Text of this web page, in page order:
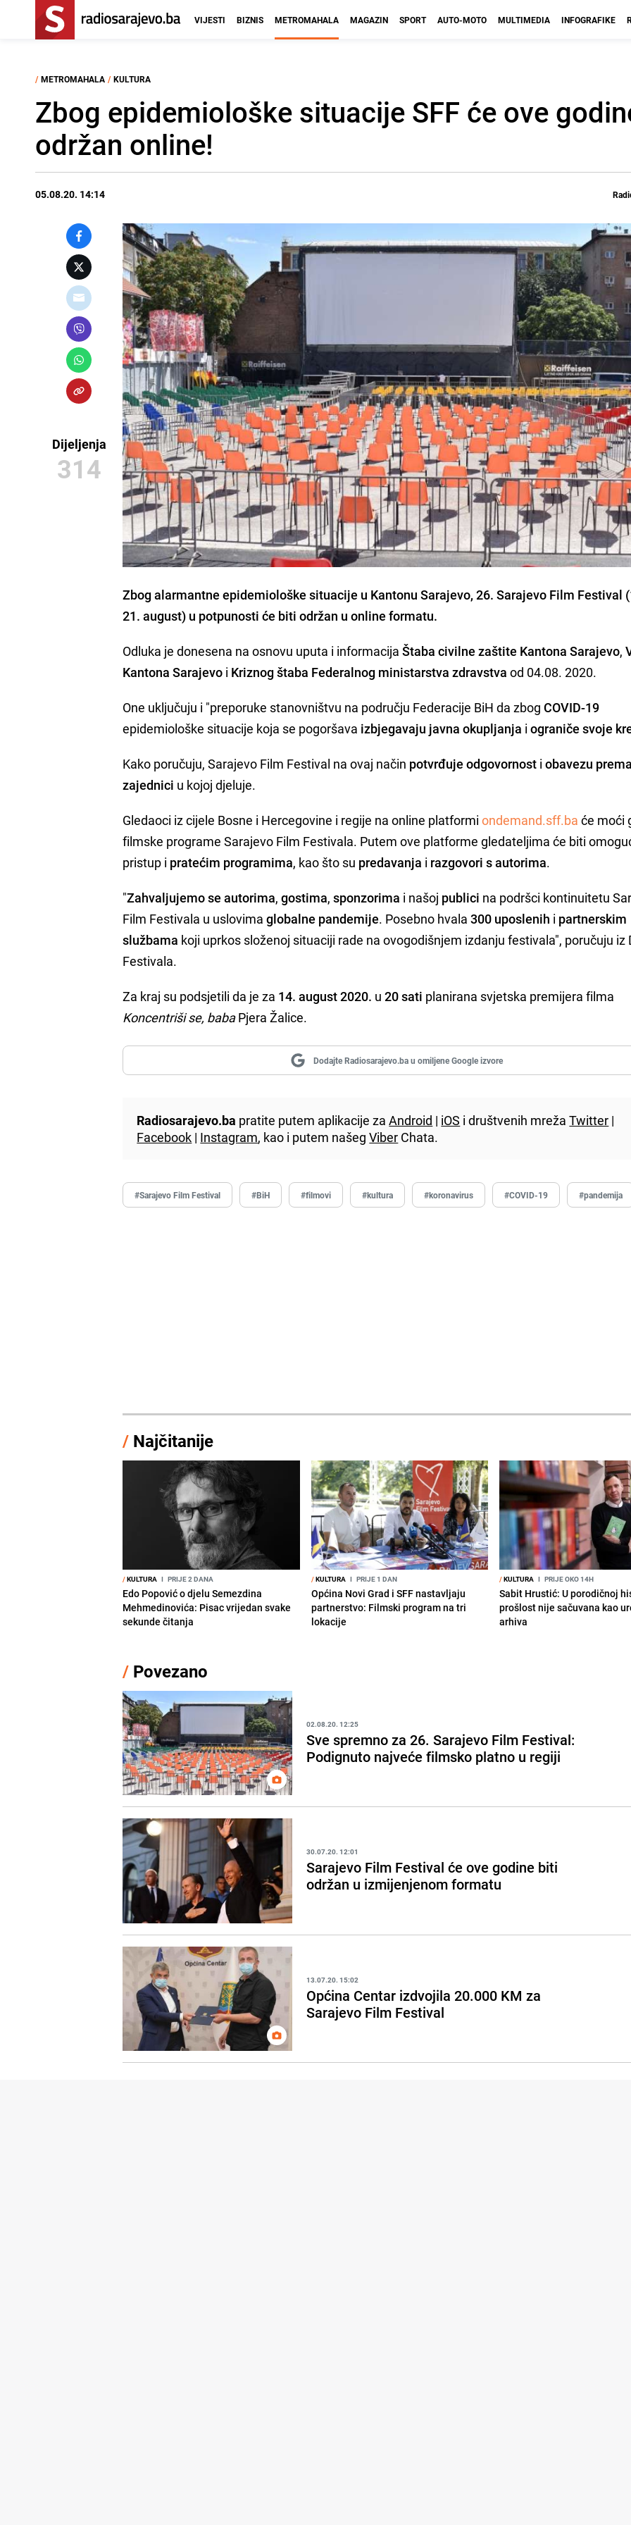
VIJESTI BIZNIS METROMAHALA MAGAZIN SPORT AUTO-MOTO MULTIMEDIA INFOGRAFIKE
/ METROMAHALA / KULTURA
Zbog epidemiološke situacije SFF će ove
održan online!
05.08.20. 14:14
Dijeljenja
314
Zbogalarmantne epidemiološke situacije u Kantonu Sarajevo,26. Sarajevo Film Festival
21. august) u potpunosti će bitiodržan u online formatu.
Odluka je donesena na osnovu uputa i informacijaŠtaba civilne zaštite Kantona Sarajevo,
Kantona Sarajevo i Kriznog štaba Federalnog ministarstva zdravstva od 04.08. 2020.
One uključuju i "preporuke stanovništvu na području Federacije BiH da zbogCOVID-19
epidemiološke situacije koja se pogoršava izbjegavaju javna okupljanja iograniče svoje
Kako poručuju, Sarajevo Film Festival na ovaj način potvrđuje odgovornost iobavezu prema
zajednici u kojoj djeluje.
Gledaoci iz cijele Bosne i Hercegovine i regije na online platformiondemand.sff.ba će moći
filmske programe Sarajevo Film Festivala. Putem ove platforme gledateljima će biti
pristup i pratećim programima, kao što su predavanja i razgovori s autorima.
"Zahvaljujemo se autorima,gostima,sponzorima i našoj publici na podršci kontinuitetu
Film Festivala u uslovimaglobalne pandemije. Posebno hvala300 uposlenih i partnerskim
službama koji uprkos složenoj situaciji rade na ovogodišnjem izdanju festivala", poručuju iz
Festivala.
Za kraj su podsjetili da je za 14. august 2020. u20 sati planirana svjetska premijera filma
Koncentriši se, babaPjera Žalice.
Dodajte Radiosarajevo.ba u omiljene Google izvore
Radiosarajevo.ba pratite putem aplikacije zaAndroid | iOS i društvenih mrežaTwitter |
Facebook | Instagram, kao i putem našegViber Chata.
#Sarajevo Film Festival #BiH #filmovi #kultura #koronavirus #COVID-19 #pandemija
/ Najčitanije
/KULTURA I PRIJE 2 DANA
Edo Popović o djelu Semezdina
Mehmedinovića: Pisac vrijedan svake
sekunde čitanja
/KULTURA I PRIJE 1 DAN
Općina Novi Grad i SFF nastavljaju
partnerstvo: Filmski program na tri
lokacije
/KULTURA I PRIJE OKO 14H
Sabit Hrustić: U porodičnoj
prošlost nije sačuvana kao
arhiva
/ Povezano
02.08.20. 12:25
Sve spremno za 26. Sarajevo Film Festival:
Podignuto najveće filmsko platno u regiji
30.07.20. 12:01
Sarajevo Film Festival će ove godine biti
održan u izmijenjenom formatu
13.07.20. 15:02
Općina Centar izdvojila 20.000 KM za
Sarajevo Film Festival